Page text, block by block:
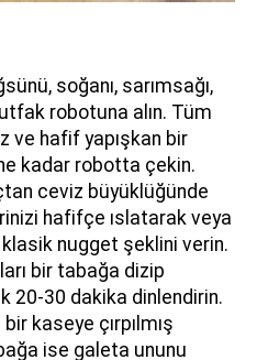
soğanı, sarımsağı,
robotuna alın. Tüm
ve hafif yapışkan bir
kadar robotta çekin.
ceviz büyüklüğünde
hafifçe ıslatarak veya
nugget şeklini verin.
bir tabağa dizip
20-30 dakika dinlendirin.
kaseye çırpılmış
ise galeta ununu